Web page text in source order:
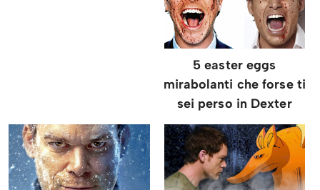
5 easter eggs
mirabolanti che forse ti
sei perso in Dexter